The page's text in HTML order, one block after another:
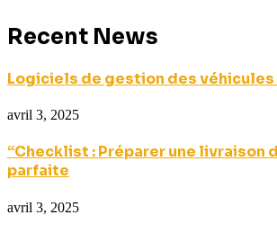
Recent News
Logiciels de gestion des
avril 3, 2025
“Checklist : Préparer une livraison
parfaite
avril 3, 2025